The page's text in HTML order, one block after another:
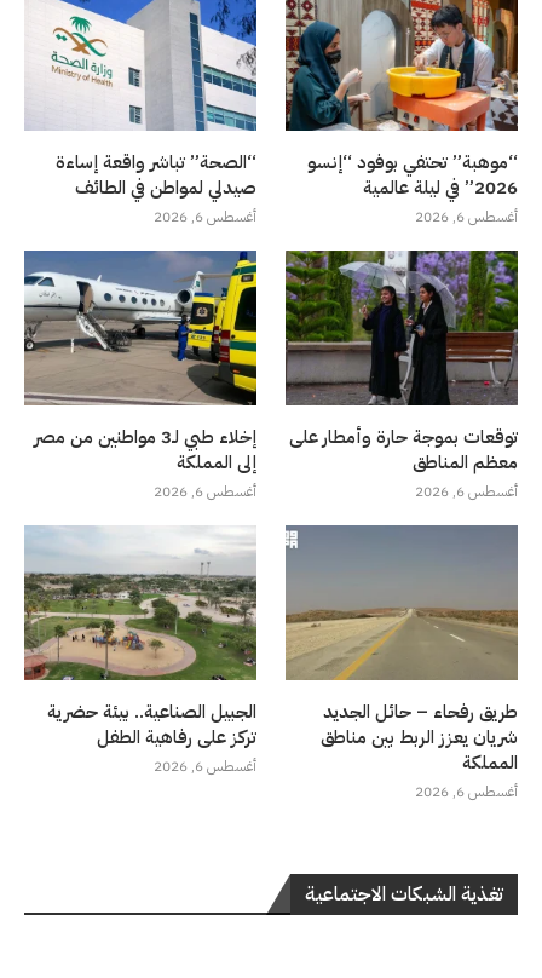
“موهبة” تحتفي بوفود “إنسو
2026” في ليلة عالمية
أغسطس 6, 2026
“الصحة” تباشر واقعة إساءة
صيدلي لمواطن في الطائف
أغسطس 6, 2026
توقعات بموجة حارة وأمطار على
معظم المناطق
أغسطس 6, 2026
إخلاء طبي لـ3 مواطنين من مصر
إلى المملكة
أغسطس 6, 2026
طريق رفحاء – حائل الجديد
شريان يعزز الربط بين مناطق
المملكة
أغسطس 6, 2026
الجبيل الصناعية.. بيئة حضرية
تركز على رفاهية الطفل
أغسطس 6, 2026
تغذية الشبكات الاجتماعية